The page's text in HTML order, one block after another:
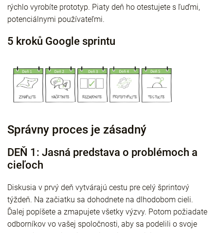
rýchlo vyrobíte prototyp. Piaty deň ho otestujete s ľuďmi,
potenciálnymi používateľmi.
5 kroků Google sprintu
Správny proces je zásadný
DEŇ 1: Jasná predstava o problémoch a
cieľoch
Diskusia v prvý deň vytvárajú cestu pre celý šprintový
týždeň. Na začiatku sa dohodnete na dlhodobom cieli.
Ďalej popíšete a zmapujete všetky výzvy. Potom požiadate
odborníkov vo vašej spoločnosti, aby sa podelili o svoje